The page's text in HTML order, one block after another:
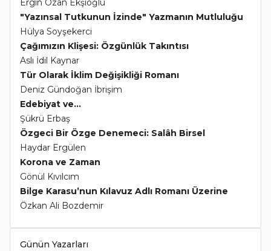
Ergin Ozan Ekşioğlu
"Yazınsal Tutkunun İzinde" Yazmanın Mutluluğu
Hülya Soyşekerci
Çağımızın Klişesi: Özgünlük Takıntısı
Aslı İdil Kaynar
Tür Olarak İklim Değişikliği Romanı
Deniz Gündoğan İbrişim
Edebiyat ve...
Şükrü Erbaş
Özgeci Bir Özge Denemeci: Salâh Birsel
Haydar Ergülen
Korona ve Zaman
Gönül Kıvılcım
Bilge Karasu’nun Kılavuz Adlı Romanı Üzerine
Özkan Ali Bozdemir
Günün Yazarları